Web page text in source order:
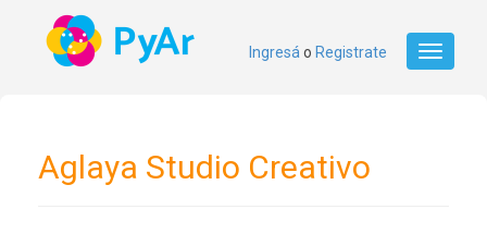
Toggle
Ingresá o Registrate
Aglaya Studio Creativo